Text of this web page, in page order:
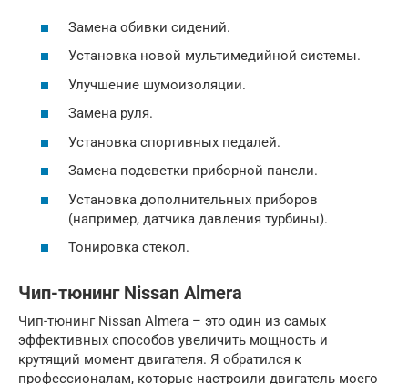
Замена обивки сидений.
Установка новой мультимедийной системы.
Улучшение шумоизоляции.
Замена руля.
Установка спортивных педалей.
Замена подсветки приборной панели.
Установка дополнительных приборов
(например, датчика давления турбины).
Тонировка стекол.
Чип-тюнинг Nissan Almera
Чип-тюнинг Nissan Almera – это один из самых
эффективных способов увеличить мощность и
крутящий момент двигателя. Я обратился к
профессионалам, которые настроили двигатель моего